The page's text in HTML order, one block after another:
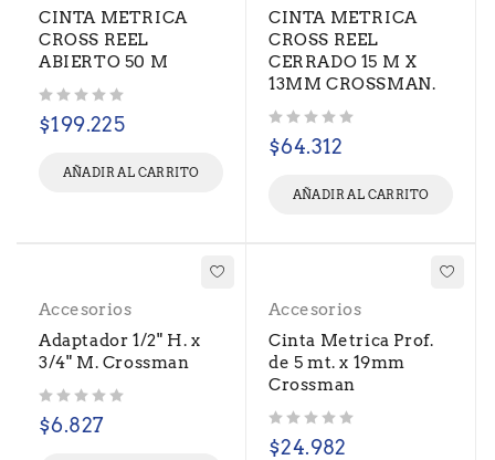
CINTA METRICA
CROSS REEL
ABIERTO 50 M
$199.225
AÑADIR AL CARRITO
CINTA METRICA
CROSS REEL
CERRADO 15 M X
13MM CROSSMAN.
$64.312
AÑADIR AL CARRITO
Accesorios
Adaptador 1/2" H. x
3/4" M. Crossman
$6.827
Accesorios
Cinta Metrica Prof.
de 5 mt. x 19mm
Crossman
$24.982